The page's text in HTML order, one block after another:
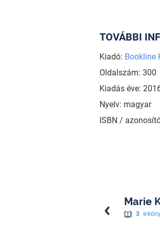
TOVÁBBI
Kiadó: Bookline
Oldalszám: 300
Kiadás éve:
Nyelv: magyar
ISBN /
Marie
3 e-